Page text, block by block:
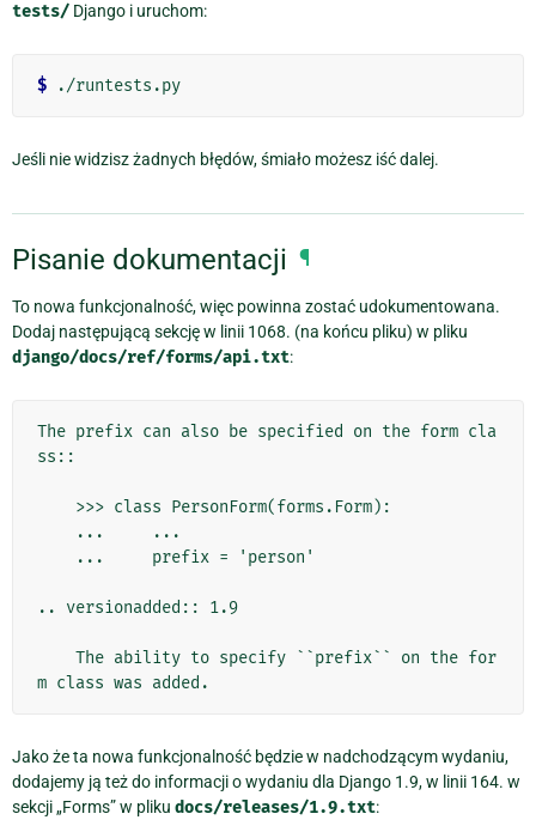
tests/ Django i uruchom:
$
Jeśli nie widzisz żadnych błędów, śmiało możesz iść dalej.
Pisanie dokumentacji ¶
To nowa funkcjonalność, więc powinna zostać udokumentowana.
Dodaj następującą sekcję w linii 1068. (na końcu pliku) w pliku
django/docs/ref/forms/api.txt:
The prefix can also be specified on the form cla
ss::
.. versionadded:: 1.9
Jako że ta nowa funkcjonalność będzie w nadchodzącym wydaniu,
dodajemy ją też do informacji o wydaniu dla Django 1.9, w linii 164. w
sekcji „Forms” w pliku docs/releases/1.9.txt: